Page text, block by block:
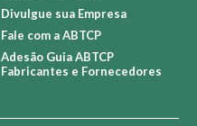
Divulgue sua Empresa
Fale com a ABTCP
Adesão Guia ABTCP
Fabricantes e Fornecedores